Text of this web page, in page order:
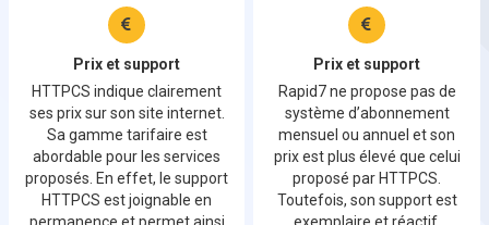
Prix et support
HTTPCS indique clairement
ses prix sur son site internet.
Sa gamme tarifaire est
abordable pour les services
proposés. En effet, le support
HTTPCS est joignable en
Prix et support
Rapid7 ne propose pas de
système d’abonnement
mensuel ou annuel et son
prix est plus élevé que celui
proposé par HTTPCS.
Toutefois, son support est